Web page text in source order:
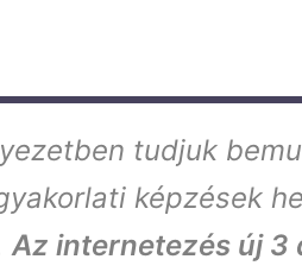
tudjuk
képzések
Az internetezés új 3